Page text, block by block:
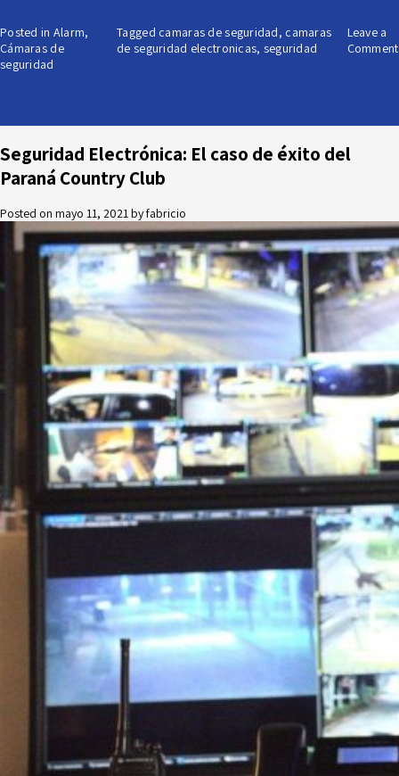
Posted in Alarm,
Cámaras de
seguridad
Tagged camaras de seguridad, camaras
de seguridad electronicas, seguridad
Leave a
Comment
Seguridad Electrónica: El caso de éxito del
Paraná Country Club
Posted on mayo 11, 2021byfabricio